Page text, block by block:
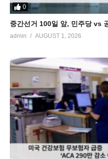
0
중간선거 100일 앞, 민주당 vs
admin AUGUST 1, 2026